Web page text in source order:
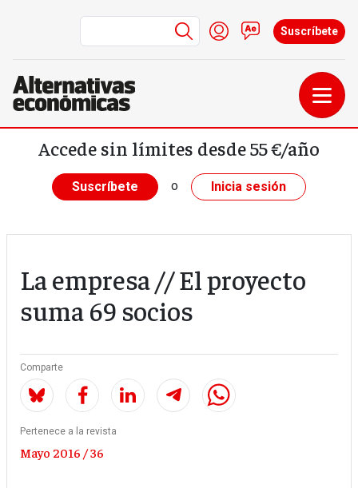
Pasar al contenido principal
Menú de cuenta de
Iniciar sesión
Contacto
Suscríbete
Accede sin límites desde 55 €/año
Suscríbete o Inicia sesión
La empresa // El proyecto
suma 69 socios
Comparte
Pertenece a la revista
Mayo 2016 / 36